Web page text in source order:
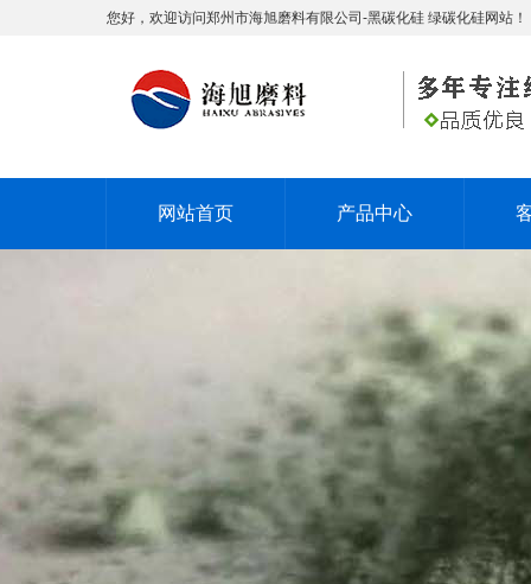
您好，欢迎访问郑州市海旭磨料有限公司-黑碳化硅 绿碳化硅网站！
网站首页 产品中心